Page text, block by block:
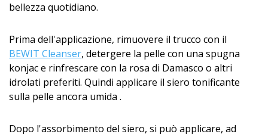
bellezza quotidiano.
Prima dell'applicazione, rimuovere il trucco con il
BEWIT Cleanser, detergere la pelle con una spugna
konjac e rinfrescare con la rosa di Damasco o altri
idrolati preferiti. Quindi applicare il siero tonificante
sulla pelle ancora umida .
Dopo l'assorbimento del siero, si può applicare, ad